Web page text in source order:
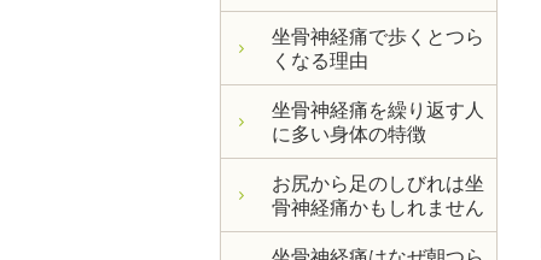
坐骨神経痛で歩くとつら
くなる理由
坐骨神経痛を繰り返す人
に多い身体の特徴
お尻から足のしびれは坐
骨神経痛かもしれません